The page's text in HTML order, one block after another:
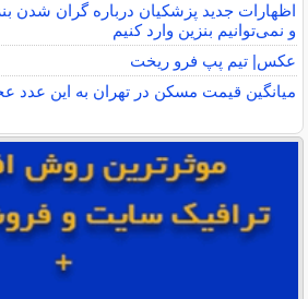
اظهارات جدید پزشکیان درباره گران شدن
و نمی‌توانیم بنزین وارد کنیم
عکس| تیم پپ فرو ریخت
میانگین قیمت مسکن در تهران به این عدد